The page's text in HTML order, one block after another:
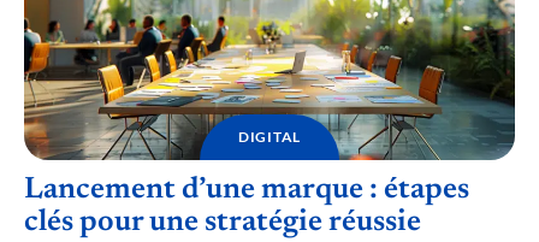
DIGITAL
Lancement d’une marque : étapes
clés pour une stratégie réussie